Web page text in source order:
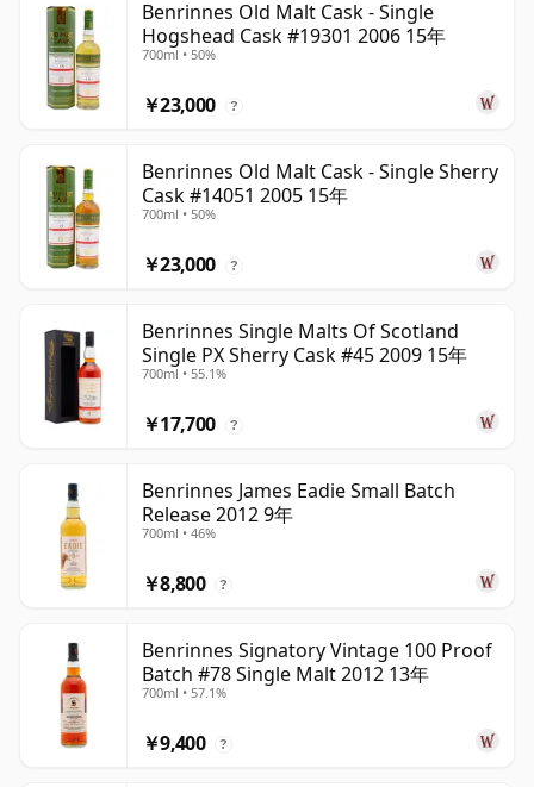
Benrinnes Old Malt Cask - Single
Hogshead Cask #19301 2006 15年
700ml • 50%
￥23,000 ?
Benrinnes Old Malt Cask - Single Sherry
Cask #14051 2005 15年
700ml • 50%
￥23,000 ?
Benrinnes Single Malts Of Scotland
Single PX Sherry Cask #45 2009 15年
700ml • 55.1%
￥17,700 ?
Benrinnes James Eadie Small Batch
Release 2012 9年
700ml • 46%
￥8,800 ?
Benrinnes Signatory Vintage 100 Proof
Batch #78 Single Malt 2012 13年
700ml • 57.1%
￥9,400 ?